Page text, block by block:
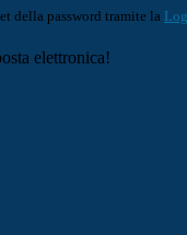
della password tramite la
elettronica!